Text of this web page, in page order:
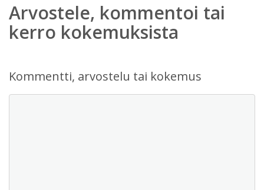
Arvostele, kommentoi tai
kerro kokemuksista
Kommentti, arvostelu tai kokemus